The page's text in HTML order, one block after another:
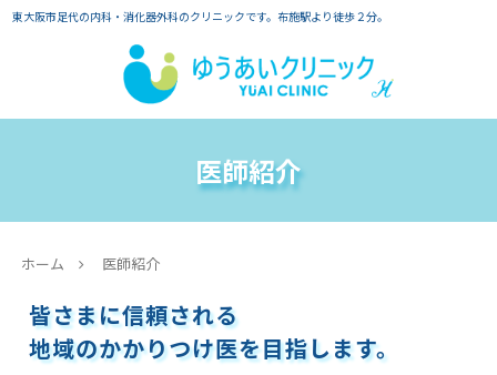
東大阪市足代の内科・消化器外科のクリニックです。布施駅より徒歩２分。
医師紹介
ホーム 医師紹介
皆さまに信頼される
地域のかかりつけ医を目指します。